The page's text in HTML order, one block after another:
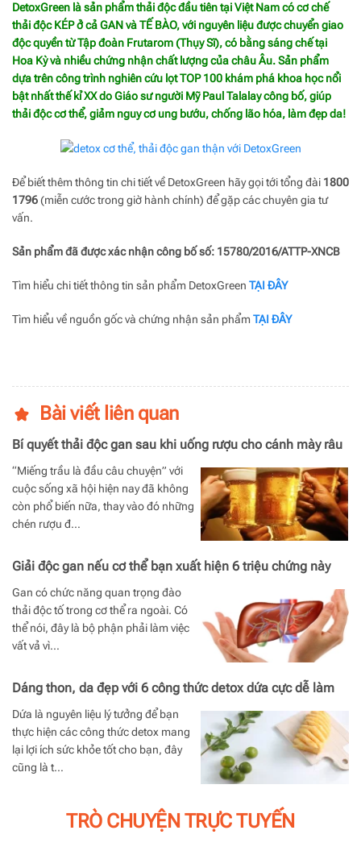
DetoxGreen là sản phẩm thải độc đầu tiên tại Việt Nam có cơ chế
thải độc KÉP ở cả GAN và TẾ BÀO, với nguyên liệu được chuyển giao
độc quyền từ Tập đoàn Frutarom (Thụy Sĩ), có bằng sáng chế tại
Hoa Kỳ và nhiều chứng nhận chất lượng của châu Âu. Sản phẩm
dựa trên công trình nghiên cứu lọt TOP 100 khám phá khoa học nổi
bật nhất thế kỉ XX do Giáo sư người Mỹ Paul Talalay công bố, giúp
thải độc cơ thể, giảm nguy cơ ung bướu, chống lão hóa, làm đẹp da!
Để biết thêm thông tin chi tiết về DetoxGreen hãy gọi tới tổng đài 1800
1796(miễn cước trong giờ hành chính) để gặp các chuyên gia tư
vấn.
Sản phẩm đã được xác nhận công bố số: 15780/2016/ATTP-XNCB
Tìm hiểu chi tiết thông tin sản phẩm DetoxGreen TẠI ĐÂY
Tìm hiểu về nguồn gốc và chứng nhận sản phẩm TẠI ĐÂY
Bài viết liên quan
Bí quyết thải độc gan sau khi uống rượu cho cánh mày râu
“Miếng trầu là đầu câu chuyện” với
cuộc sống xã hội hiện nay đã không
còn phổ biến nữa, thay vào đó những
chén rượu đ…
Giải độc gan nếu cơ thể bạn xuất hiện 6 triệu chứng này
Gan có chức năng quan trọng đào
thải độc tố trong cơ thể ra ngoài. Có
thể nói, đây là bộ phận phải làm việc
vất vả vì…
Dáng thon, da đẹp với 6 công thức detox dứa cực dễ làm
Dứa là nguyên liệu lý tưởng để bạn
thực hiện các công thức detox mang
lại lợi ích sức khỏe tốt cho bạn, đây
cũng là t…
TRÒ CHUYỆN TRỰC TUYẾN